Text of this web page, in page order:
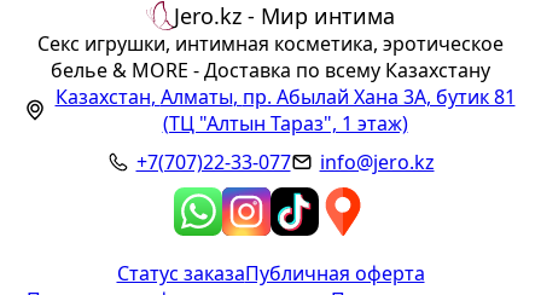
Jero.kz - Мир интима
Секс игрушки, интимная косметика, эротическое
белье & MORE - Доставка по всему Казахстану
Казахстан, Алматы, пр. Абылай Хана 3А, бутик 81
(ТЦ "Алтын Тараз", 1 этаж)
+7(707)22-33-077
info@jero.kz
Статус заказаПубличная оферта